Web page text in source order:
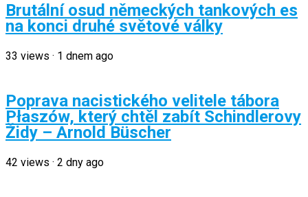
Brutální osud německých tankových es
na konci druhé světové války
33 views · 1 dnem ago
Poprava nacistického velitele tábora
Płaszów, který chtěl zabít Schindlerovy
Židy – Arnold Büscher
42 views · 2 dny ago